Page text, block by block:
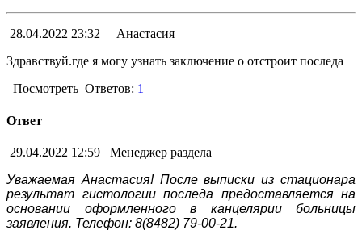
28.04.2022 23:32
Анастасия
Здравствуй.где я могу узнать заключение о отстроит последа
Посмотреть Ответов: 1
Ответ
29.04.2022 12:59
Менеджер раздела
Уважаемая Анастасия! После выписки из стационара
результат гистологии последа предоставляется на
основании оформленного в канцелярии больницы
заявления. Телефон: 8(8482) 79-00-21.